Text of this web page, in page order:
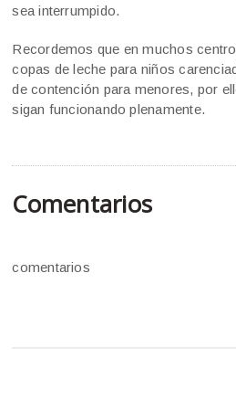
sea interrumpido.
Recordemos que en muchos
copas de leche para niños
de contención para menores, por
sigan funcionando plenamente.
Comentarios
comentarios